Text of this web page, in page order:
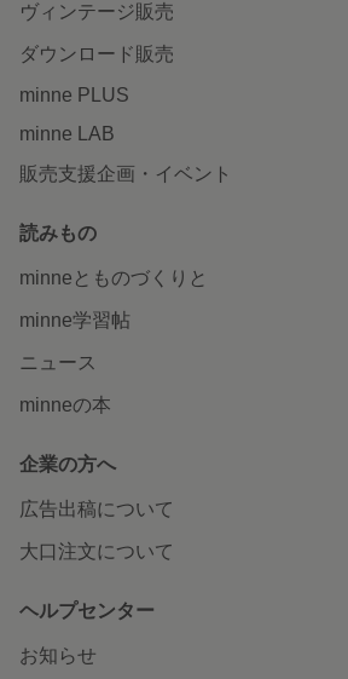
ヴィンテージ販売
ダウンロード販売
minne PLUS
minne LAB
販売支援企画・イベント
読みもの
minneとものづくりと
minne学習帖
ニュース
minneの本
企業の方へ
広告出稿について
大口注文について
ヘルプセンター
お知らせ